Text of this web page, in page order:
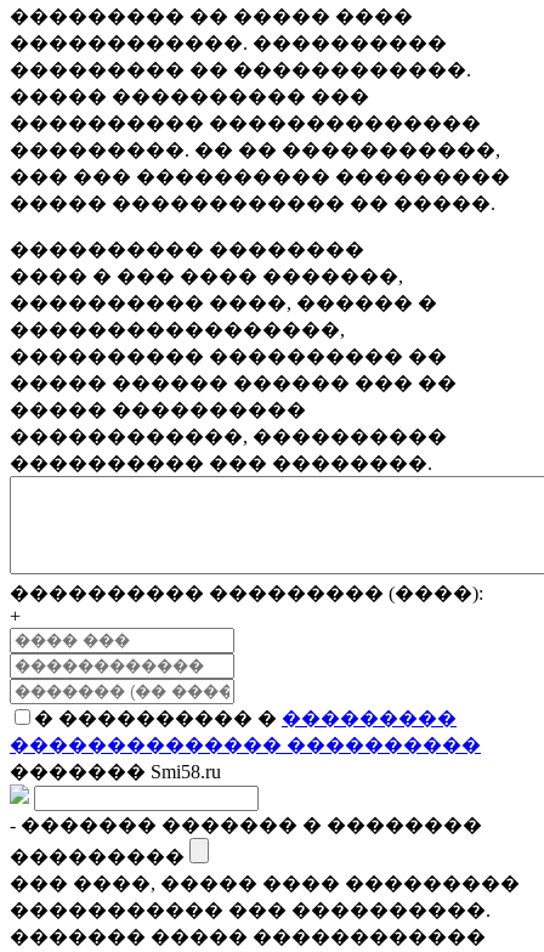
��������� �� ����� ����
������������. ����������
��������� �� ������������.
����� ���������� ���
���������� ��������������
���������. �� �� �����������,
��� ��� ���������� ���������
����� ������������ �� �����.
���������� ��������
���� � ��� ���� �������,
���������� ����, ������ �
�����������������,
���������� ���������� ��
����� ������ ������ ��� ��
����� ����������
������������, ����������
���������� ��� ��������.
���������� ��������� (����):
+
� ���������� � ���������
�������������� ����������
������� Smi58.ru
- ������� ������� � ��������
���������
��� ����, ����� ���� ���������
����������� ��� ����������.
������� ����� ������������